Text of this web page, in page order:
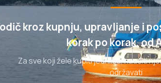
kroz kupnju, upravljanje i
korak po korak, od
Za sve koji žele kupiti jedrilicu, naučiti
održavati